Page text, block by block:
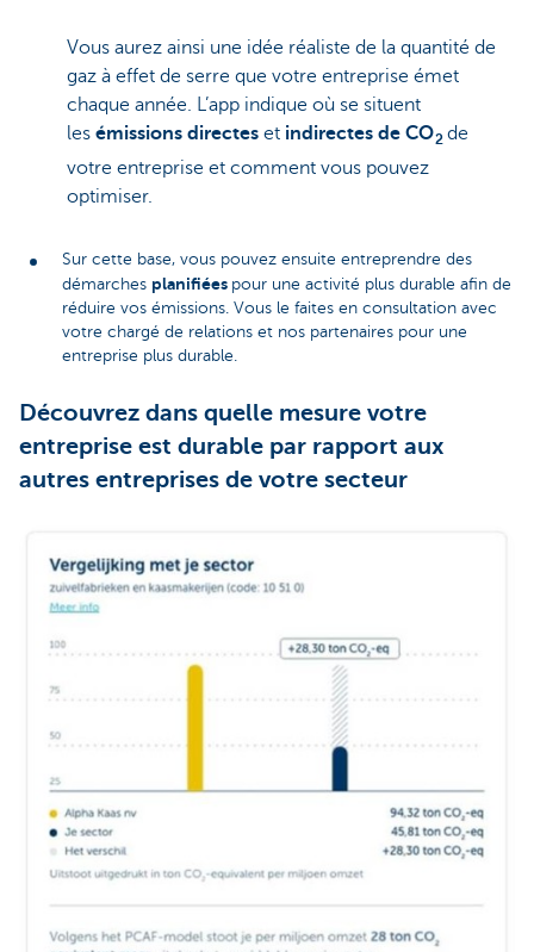
Vous aurez ainsi une idée réaliste de la quantité de
gaz à effet de serre que votre entreprise émet
chaque année. L’app indique où se situent
les émissions directes et indirectes de CO2 de
votre entreprise et comment vous pouvez
optimiser.
Sur cette base, vous pouvez ensuite entreprendre des
démarches planifiées pour une activité plus durable afin de
réduire vos émissions. Vous le faites en consultation avec
votre chargé de relations et nos partenaires pour une
entreprise plus durable.
Découvrez dans quelle mesure votre
entreprise est durable par rapport aux
autres entreprises de votre secteur